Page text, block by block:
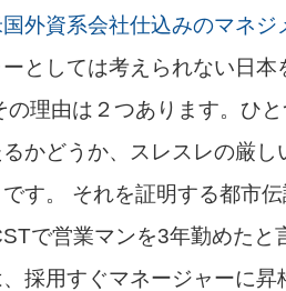
外資系会社仕込みのマネジ
としては考えられない日
の理由は２つあります。ひ
かどうか、スレスレの厳
す。 それを証明する都市
で営業マンを3年勤めたと
採用すぐマネージャーに